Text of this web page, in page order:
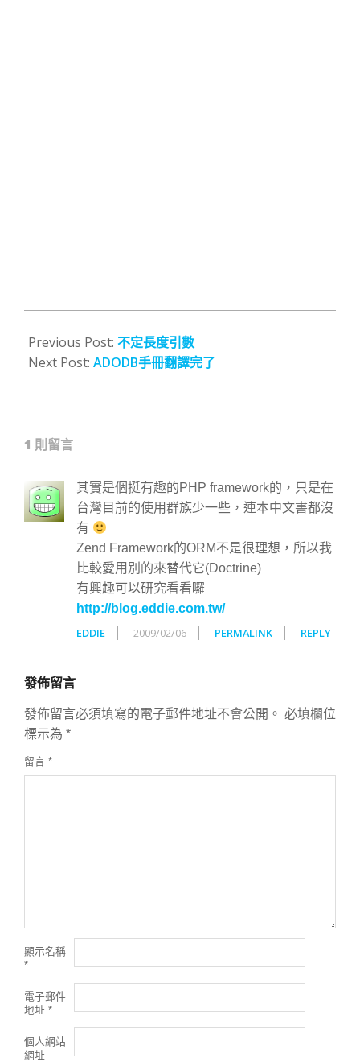
02-
06
Previous Post: 不定長度引數
Next Post: ADODB手冊翻譯完了
1 則留言
其實是個挺有趣的PHP framework的，只是在
台灣目前的使用群族少一些，連本中文書都沒
有
Zend Framework的ORM不是很理想，所以我
比較愛用別的來替代它(Doctrine)
有興趣可以研究看看囉
http://blog.eddie.com.tw/
EDDIE 2009/02/06 PERMALINK REPLY
發佈留言
發佈留言必須填寫的電子郵件地址不會公開。 必填欄位
標示為 *
留言 *
顯示名稱
*
電子郵件
地址 *
個人網站
網址